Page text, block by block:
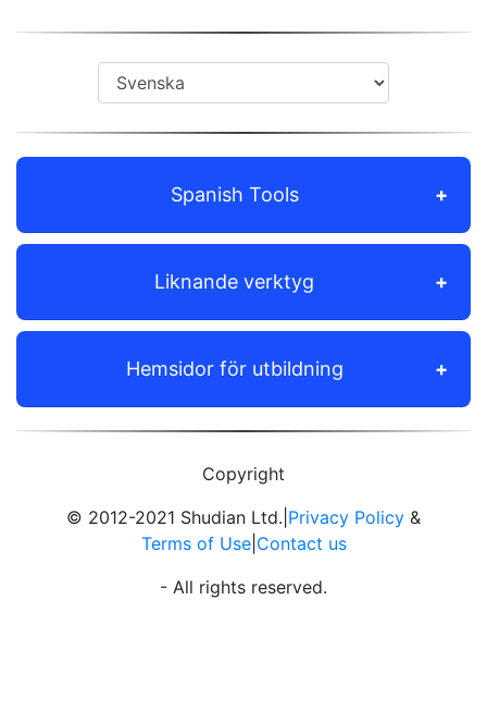
Spanish Tools
Liknande verktyg
Hemsidor för utbildning
Copyright
© 2012-2021 Shudian Ltd.| Privacy Policy &
Terms of Use| Contact us
- All rights reserved.